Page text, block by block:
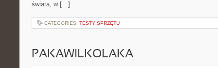
świata, w […]
CATEGORIES: TESTY SPRZĘTU
PAKAWILKOLAKA